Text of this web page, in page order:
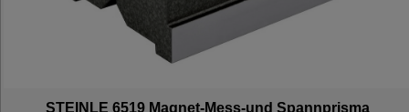
STEINLE 6519 Magnet-Mess-und Spannprisma